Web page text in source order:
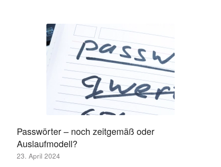
Passwörter – noch zeitgemäß oder
Auslaufmodell?
23. April 2024